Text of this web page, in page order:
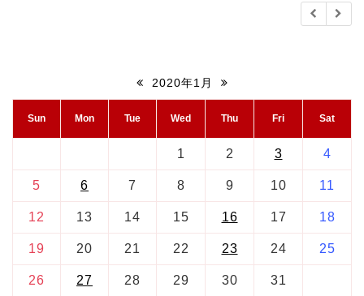
2020年1月
Sun Mon Tue Wed Thu Fri Sat
1 2 3 4
5 6 7 8 9 10 11
12 13 14 15 16 17 18
19 20 21 22 23 24 25
26 27 28 29 30 31